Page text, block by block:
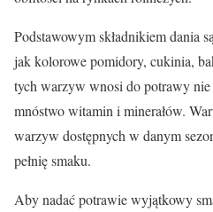
Podstawowym składnikiem dania są
jak kolorowe pomidory, cukinia,
tych warzyw wnosi do potrawy
mnóstwo witamin i minerałów.
warzyw dostępnych w danym
pełnię smaku.
Aby nadać potrawie wyjątkowy